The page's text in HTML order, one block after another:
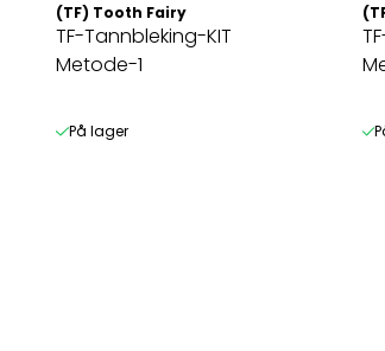
(TF) Tooth Fairy
TF-Tannbleking-KIT
Metode-1
På lager